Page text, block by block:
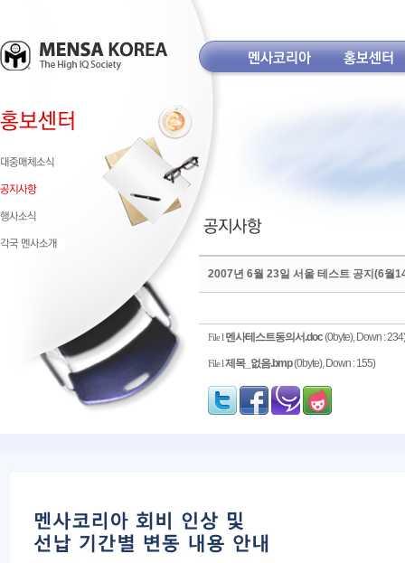
2007년 6월 23일 서울 테스트 공지(6월
File l 멘사테스트동의서.doc(0byte), Down : 234)
File l 제목_없음.bmp(0byte), Down : 155)
1. 일 정:
2007년 6월 23일(토요일) 오후 1시 30분